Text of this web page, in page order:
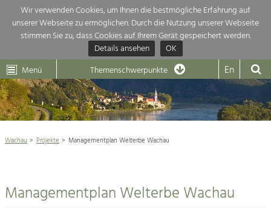
Wir verwenden Cookies, um Ihnen die bestmögliche Erfahrung auf
unserer Webseite zu ermöglichen. Durch die Nutzung unserer Webseite
stimmen Sie zu, dass Cookies auf Ihrem Gerät gespeichert werden.
Details ansehen
OK
Dunkelsteinerwald Klima
Menü Themenschwerpunkte En
Aktuelles
Weltkulturerbe Wachau 
Rückblick 25 Jahre Jubiläum
Architektur
Themenübersicht
Die Regionalentwicklung in unserer Region ist sehr vielfältig. Deshalb
hier eine Übersicht über unsere Themenschwerpunkte. Für mehr
einfach das Thema anklicken und schon werden alle Projekte in diesem
angezeigt.
Natur- &
Baukultur
Wachau Projekte Managementplan Welterbe Wachau
Managementplan Welterbe Wachau